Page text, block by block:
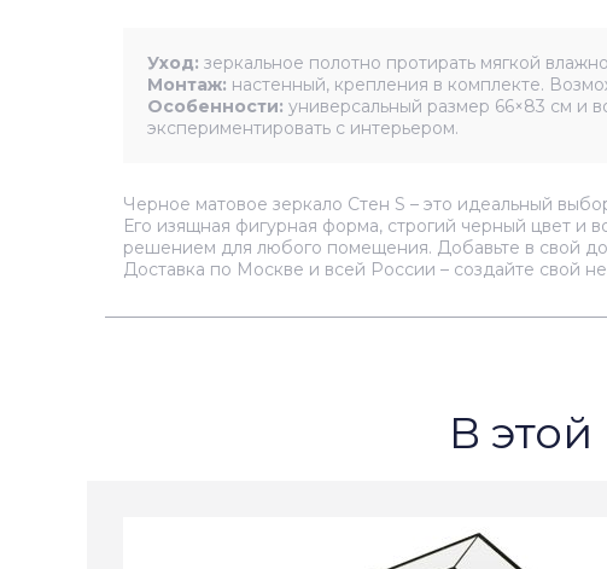
Уход: зеркальное полотно протирать мягкой
Монтаж: настенный, крепления в комплекте.
Особенности: универсальный размер 66×83 см и
экспериментировать с интерьером.
Черное матовое зеркало Стен S – это идеальный
Его изящная фигурная форма, строгий черный цвет и
решением для любого помещения. Добавьте в свой
Доставка по Москве и всей России – создайте свой
В этой